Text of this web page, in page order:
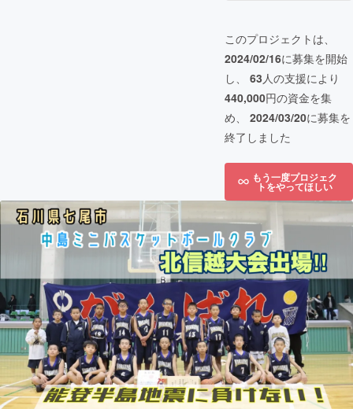
このプロジェクトは、
2024/02/16に募集を開始
し、 63人の支援により
440,000円の資金を集
め、 2024/03/20に募集を
終了しました
もう一度プロジェク
トをやってほしい